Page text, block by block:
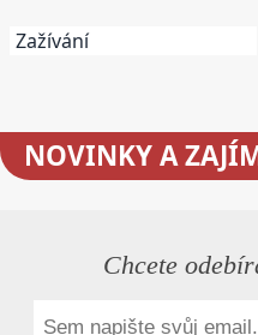
Zažívání
NOVINKYA
Chcete